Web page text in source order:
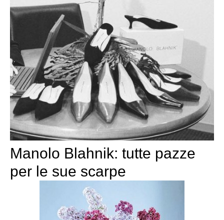
Manolo Blahnik: tutte pazze
per le sue scarpe